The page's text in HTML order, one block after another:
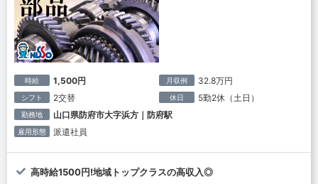
時給 1,500円 月収例 32.8万円
シフト 2交替 休日 5勤2休（土日）
勤務地 山口県防府市大字浜方｜防府駅
雇用形態 派遣社員
高時給1500円!地域トップクラスの高収入◎